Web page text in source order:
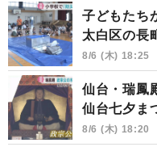
子どもたち
太白区の長
8/6 (木) 18:25
仙台・瑞鳳
仙台七夕ま
8/6 (木) 18:20